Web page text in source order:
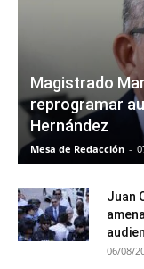
Magistrado
reprogramar
Hernández
Mesa de Redacción -
Juan
06/08/